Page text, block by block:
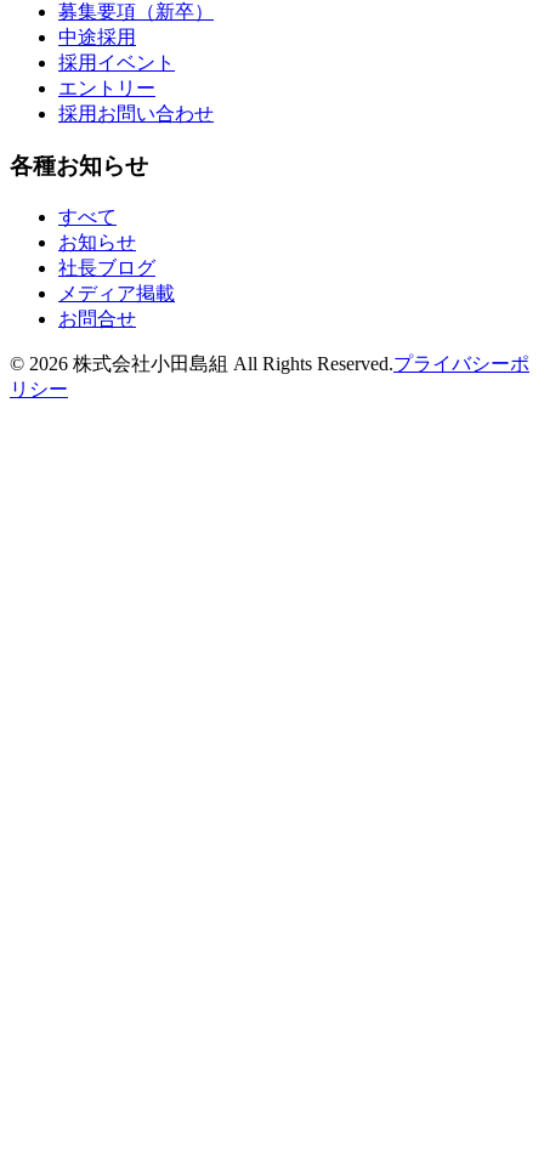
募集要項（新卒）
中途採用
採用イベント
エントリー
採用お問い合わせ
各種お知らせ
すべて
お知らせ
社長ブログ
メディア掲載
お問合せ
© 2026 株式会社小田島組 All Rights Reserved.プライバシーポ
リシー